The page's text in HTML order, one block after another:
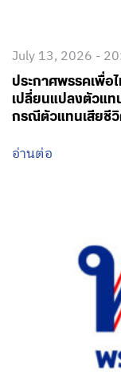
July 13, 2026 -
ประกาศพรรคเพื่อ
เปลี่ยนแปลงตัวแท
กรณีตัวแทนเสียชี
อ่านต่อ